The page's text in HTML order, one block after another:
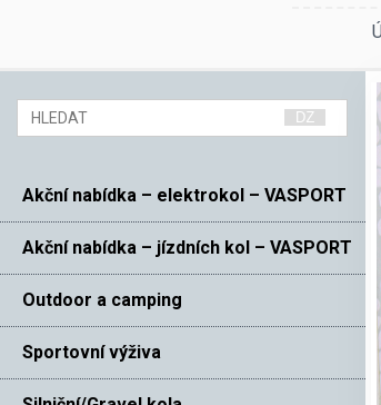
Akční nabídka – elektrokol – VASPORT
Akční nabídka – jízdních kol – VASPORT
Outdoor a camping
Sportovní výživa